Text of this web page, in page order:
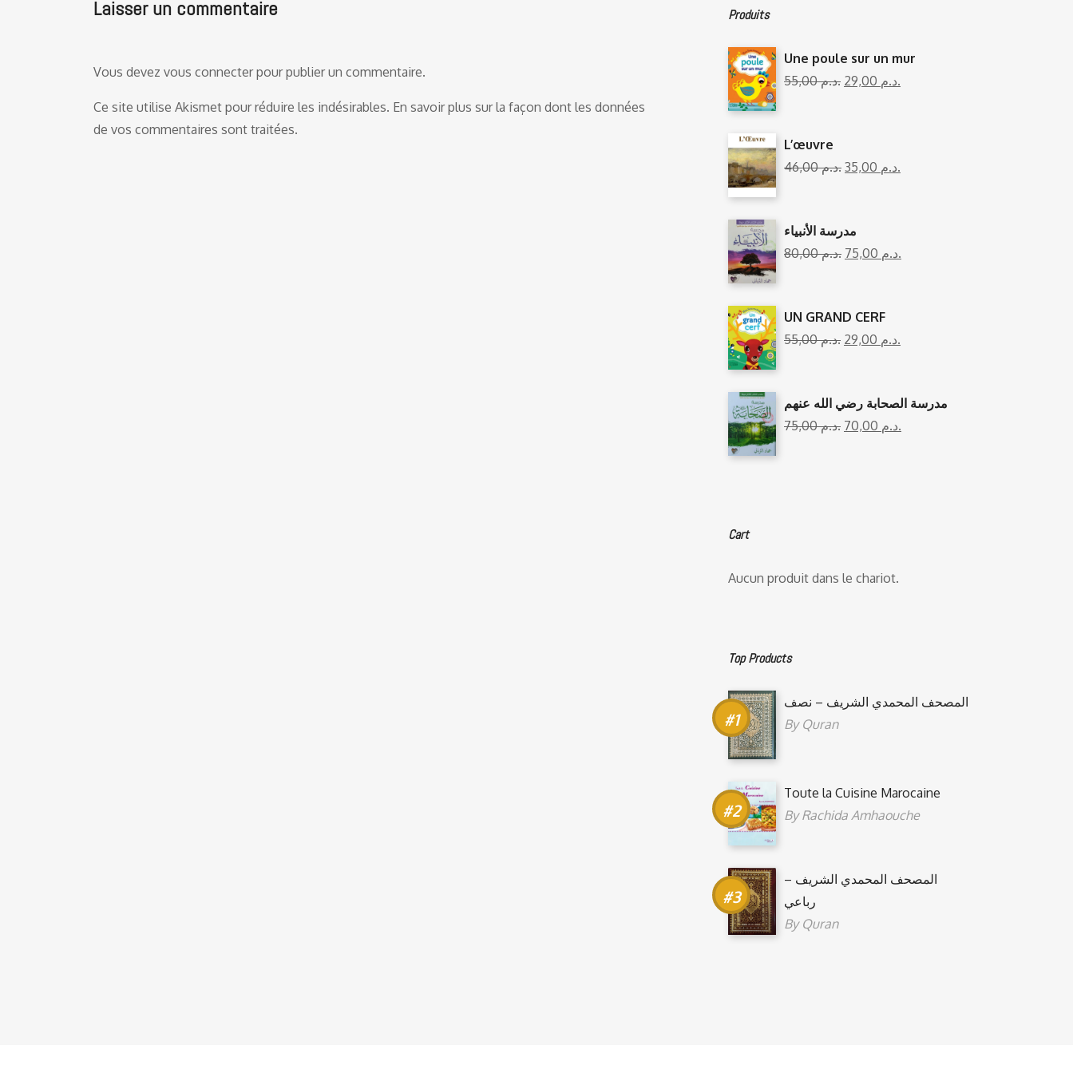
Laisser un commentaire
Vous devez vous connecterpour publier un commentaire.
Ce site utilise Akismet pour réduire les indésirables. En savoir plus sur la façon dont les données
de vos commentaires sont traitées.
Produits
Une poule sur un mur
55,00
د.م. 29,00 د.م.
L’œuvre
46,00
د.م. 35,00 د.م.
مدرسة الأنبياء
80,00
د.م. 75,00 د.م.
UN GRAND CERF
55,00
د.م. 29,00 د.م.
مدرسة الصحابة رضي الله عنهم
75,00
د.م. 70,00 د.م.
Cart
Aucun produit dans le chariot.
Top Products
المصحف المحمدي الشريف – نصف
By Quran
Toute la Cuisine Marocaine
ByRachida Amhaouche
المصحف المحمدي الشريف –
رباعي
By Quran